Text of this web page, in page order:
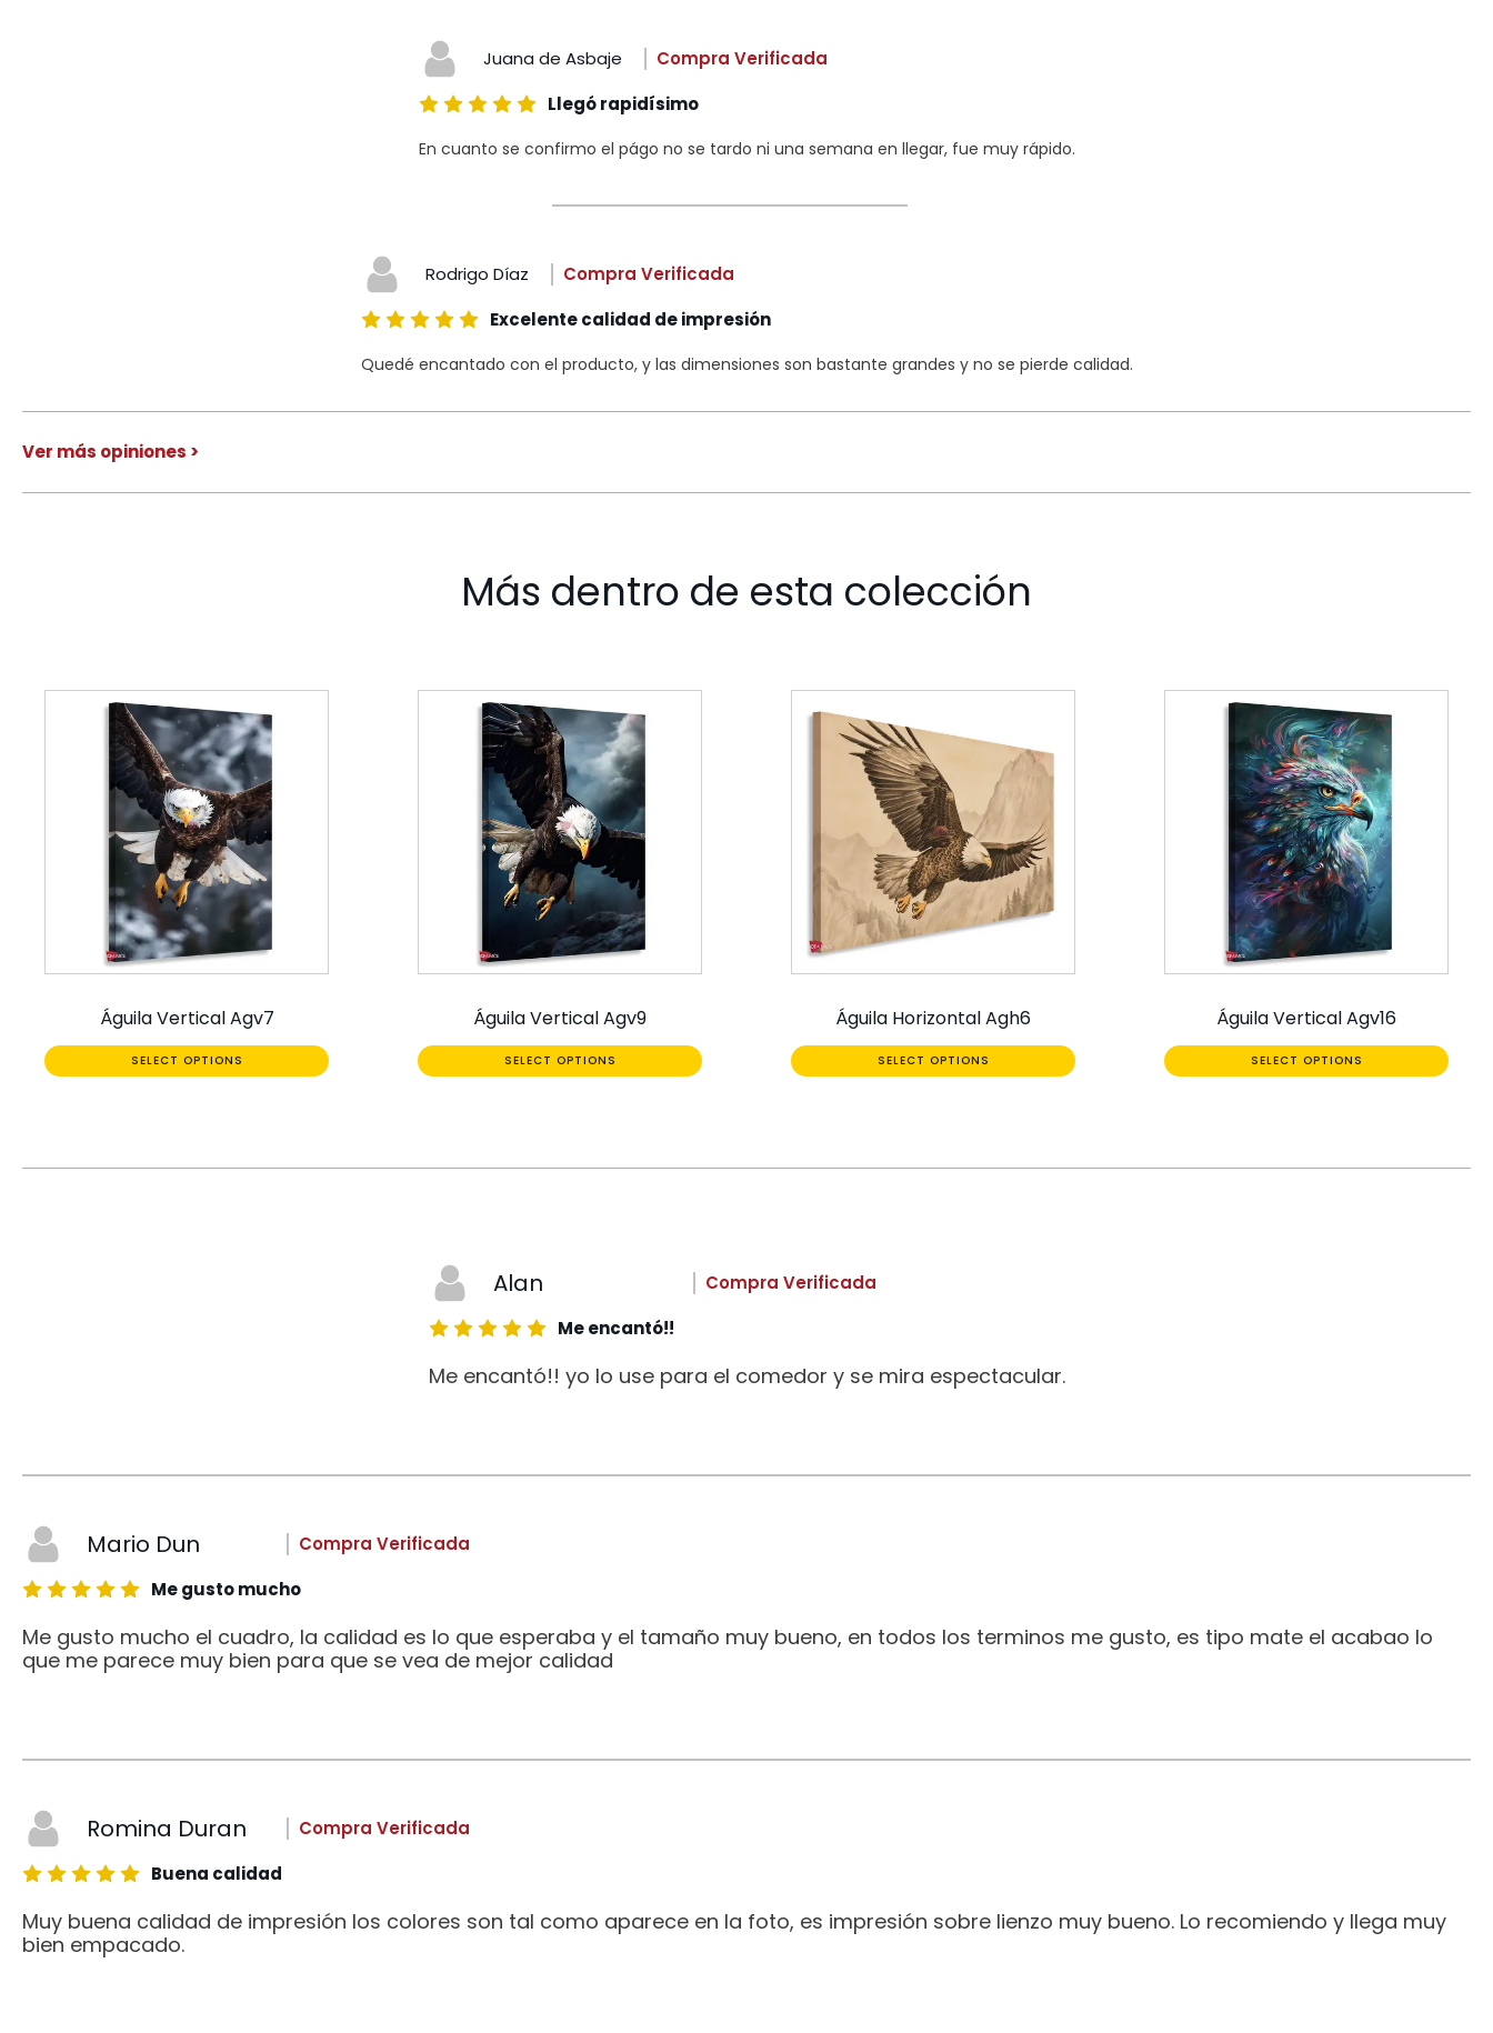
Juana de Asbaje
Compra Verificada
Llegó rapidísimo
En cuanto se confirmo el págo no se tardo ni una semana en llegar, fue muy rápido.
Rodrigo Díaz
Compra Verificada
Excelente calidad de impresión
Quedé encantado con el producto, y las dimensiones son bastante grandes y no se pierde calidad.
Ver más opiniones >
Más dentro de esta colección
Águila Vertical Agv7
SELECT OPTIONS
Águila Vertical Agv9
SELECT OPTIONS
Águila Horizontal Agh6
SELECT OPTIONS
Águila Vertical Agv16
SELECT OPTIONS
Alan
Compra Verificada
Me encantó!!
Me encantó!! yo lo use para el comedor y se mira espectacular.
Mario Dun
Compra Verificada
Me gusto mucho
Me gusto mucho el cuadro, la calidad es lo que esperaba y el tamaño muy bueno, en todos los terminos me gusto, es tipo mate el acabao lo
que me parece muy bien para que se vea de mejor calidad
Romina Duran
Compra Verificada
Buena calidad
Muy buena calidad de impresión los colores son tal como aparece en la foto, es impresión sobre lienzo muy bueno. Lo recomiendo y llega muy
bien empacado.